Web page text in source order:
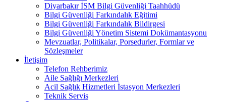
Diyarbakır İSM Bilgi Güvenliği Taahhüdü
Bilgi Güvenliği Farkındalık Eğitimi
Bilgi Güvenliği Farkındalık Bildirgesi
Bilgi Güvenliği Yönetim Sistemi Dokümantasyonu
Mevzuatlar, Politikalar, Porsedurler, Formlar ve
Sözleşmeler
İletişim
Telefon Rehberimiz
Aile Sağlığı Merkezleri
Acil Sağlık Hizmetleri İstasyon Merkezleri
Teknik Servis